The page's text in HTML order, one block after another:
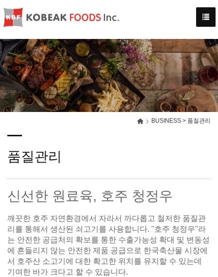
BUSINESS > 품질관리
품질관리
신선한 원료육, 호주 청정우
깨끗한 호주 자연환경에서 자라서 까다롭고 철저한 품질관
리를 통해서 생산된 쇠고기를 사용합니다. "호주 청정우"라
는 안전한 공급처의 확보를 통한 수출가능성 확대 및 변동성
에 흔들리지 않는 안전한 제품 공급으로 한국축산물 시장에
서 호주산 소고기에 대한 확고한 위치를 유지할 수 있는데
기여한 바가 크다고 할 수 있습니다.